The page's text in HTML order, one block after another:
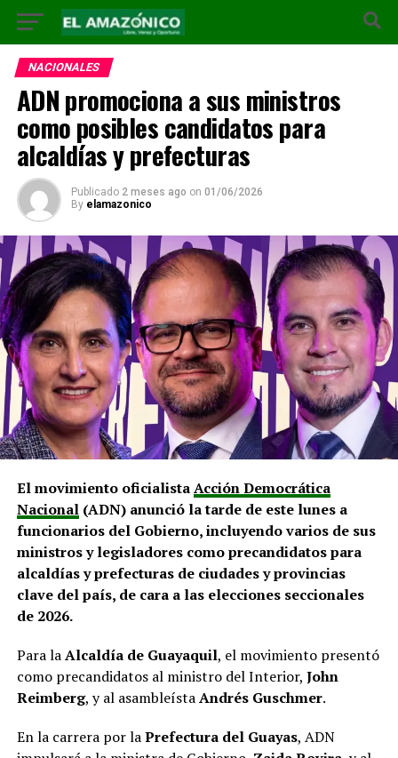
NACIONALES
ADN promociona a sus ministros
como posibles candidatos para
alcaldías y prefecturas
Publicado 2 meses ago on 01/06/2026
By elamazonico
El movimiento oficialistaAcción Democrática
Nacional(ADN) anunció la tarde de este lunes a
funcionarios del Gobierno, incluyendo varios de sus
ministros y legisladores como precandidatos para
alcaldías y prefecturas de ciudades y provincias
clave del país, de cara a las elecciones seccionales
de 2026.
Para laAlcaldía de Guayaquil, el movimiento presentó
como precandidatos al ministro del Interior, John
Reimberg, y al asambleístaAndrés Guschmer.
En la carrera por laPrefectura del Guayas, ADN